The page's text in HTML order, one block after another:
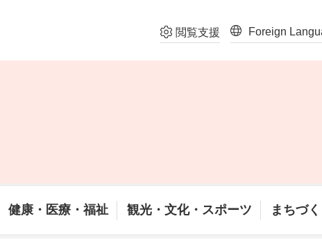
閲覧支援 Foreign
健康・医療・福祉 観光・文化・スポーツ まちづ